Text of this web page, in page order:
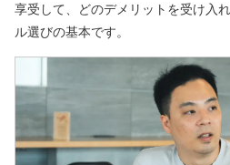
享受して、どのデメリットを受け入
ル選びの基本です。